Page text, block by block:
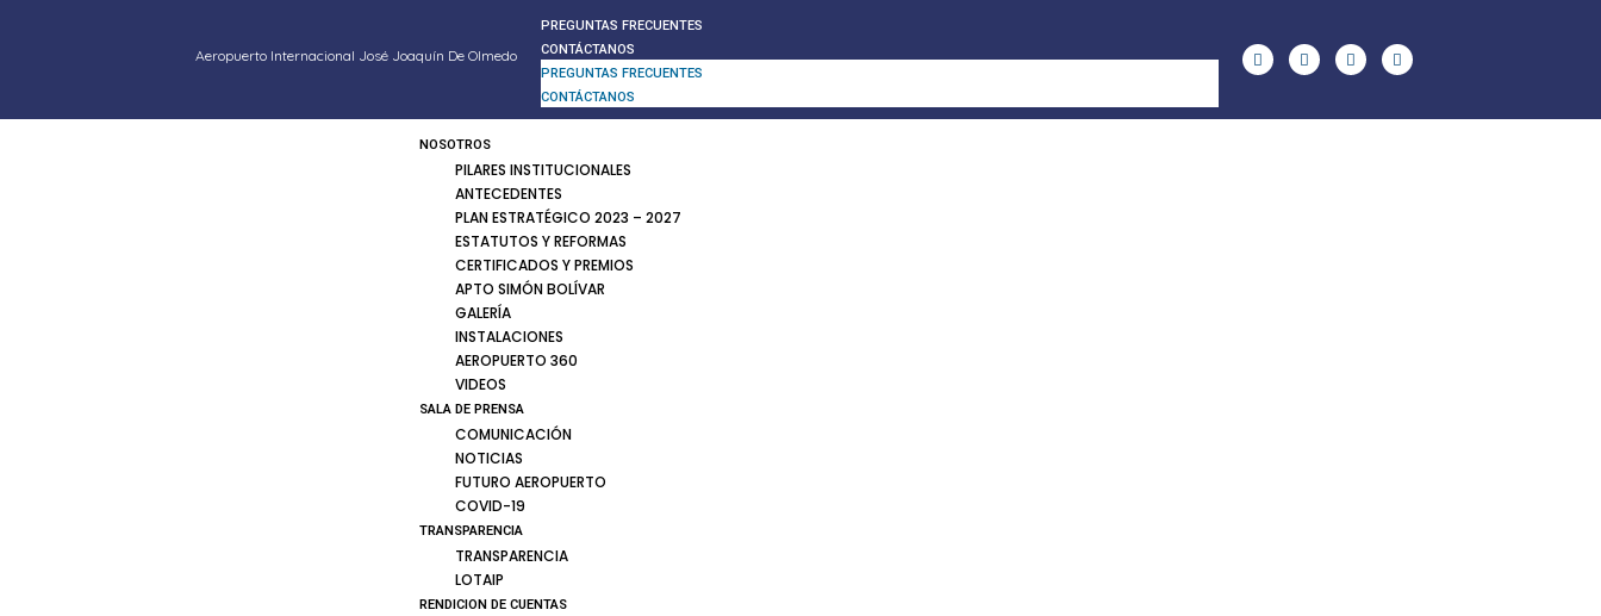
Aeropuerto Internacional José Joaquín De Olmedo
PREGUNTAS FRECUENTES
CONTÁCTANOS
PREGUNTAS FRECUENTES
CONTÁCTANOS
NOSOTROS
PILARES INSTITUCIONALES
ANTECEDENTES
PLAN ESTRATÉGICO 2023 – 2027
ESTATUTOS Y REFORMAS
CERTIFICADOS Y PREMIOS
APTO SIMÓN BOLÍVAR
GALERÍA
INSTALACIONES
AEROPUERTO 360
VIDEOS
SALA DE PRENSA
COMUNICACIÓN
NOTICIAS
FUTURO AEROPUERTO
COVID-19
TRANSPARENCIA
TRANSPARENCIA
LOTAIP
RENDICION DE CUENTAS